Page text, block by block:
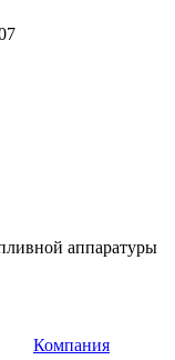
аппаратуры
Компания